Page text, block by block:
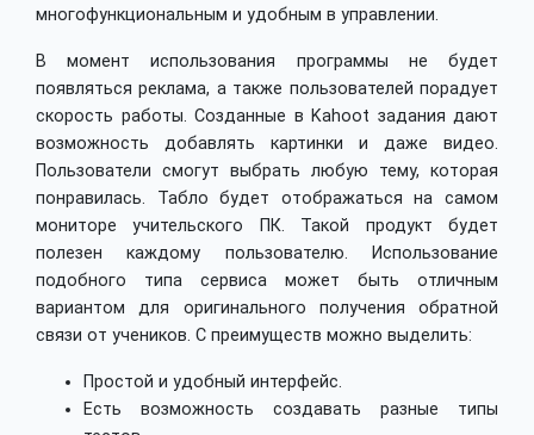
многофункциональным и удобным в управлении.
В момент использования программы не будет
появляться реклама, а также пользователей порадует
скорость работы. Созданные в Kahoot задания дают
возможность добавлять картинки и даже видео.
Пользователи смогут выбрать любую тему, которая
понравилась. Табло будет отображаться на самом
мониторе учительского ПК. Такой продукт будет
полезен каждому пользователю. Использование
подобного типа сервиса может быть отличным
вариантом для оригинального получения обратной
связи от учеников. С преимуществ можно выделить:
Простой и удобный интерфейс.
Есть возможность создавать разные типы